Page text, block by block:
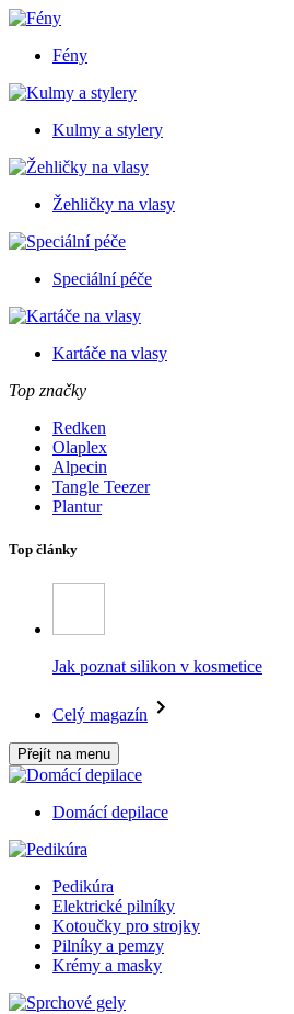
Fény
Kulmy a stylery
Žehličky na vlasy
Speciální péče
Kartáče na vlasy
Top značky
Redken
Olaplex
Alpecin
Tangle Teezer
Plantur
Top články
Jak poznat silikon v kosmetice
Celý magazín
Přejít na menu
Domácí depilace
Pedikúra
Elektrické pilníky
Kotoučky pro strojky
Pilníky a pemzy
Krémy a masky